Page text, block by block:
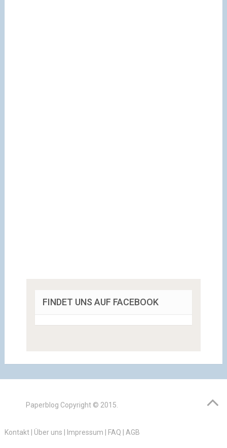
FINDET UNS AUF FACEBOOK
Paperblog Copyright © 2015.
Kontakt| Über uns Impressum FAQ AGB